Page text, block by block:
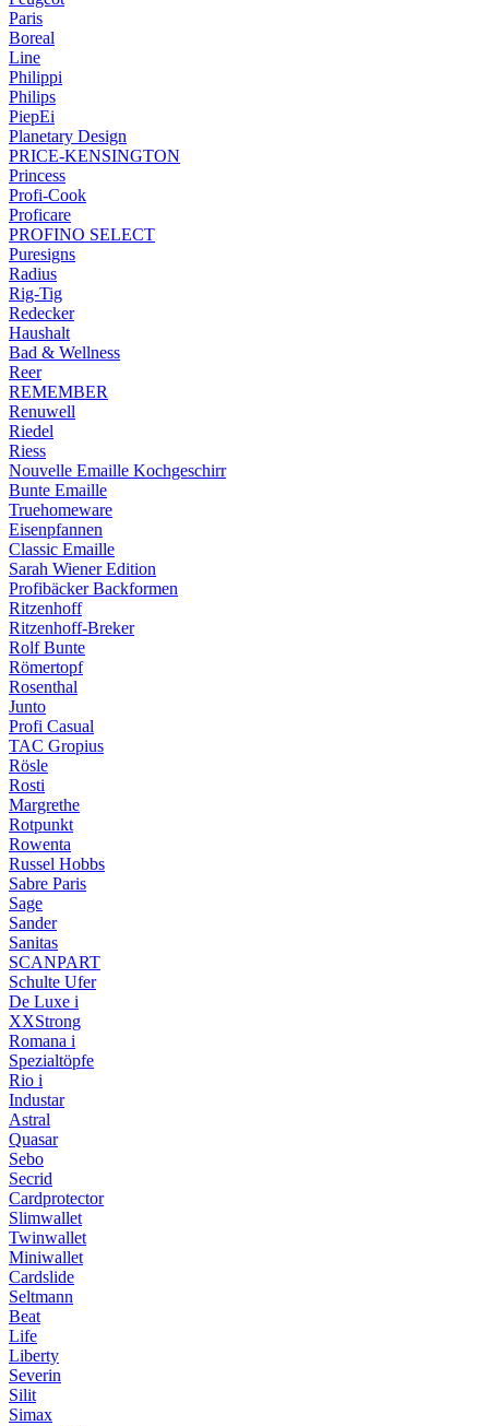
Paris
Boreal
Line
Philippi
Philips
PiepEi
Planetary Design
PRICE-KENSINGTON
Princess
Profi-Cook
Proficare
PROFINO SELECT
Puresigns
Radius
Rig-Tig
Redecker
Haushalt
Bad & Wellness
Reer
REMEMBER
Renuwell
Riedel
Riess
Nouvelle Emaille Kochgeschirr
Bunte Emaille
Truehomeware
Eisenpfannen
Classic Emaille
Sarah Wiener Edition
Profibäcker Backformen
Ritzenhoff
Ritzenhoff-Breker
Rolf Bunte
Römertopf
Rosenthal
Junto
Profi Casual
TAC Gropius
Rösle
Rosti
Margrethe
Rotpunkt
Rowenta
Russel Hobbs
Sabre Paris
Sage
Sander
Sanitas
SCANPART
Schulte Ufer
De Luxe i
XXStrong
Romana i
Spezialtöpfe
Rio i
Industar
Astral
Quasar
Sebo
Secrid
Cardprotector
Slimwallet
Twinwallet
Miniwallet
Cardslide
Seltmann
Beat
Life
Liberty
Severin
Silit
Simax